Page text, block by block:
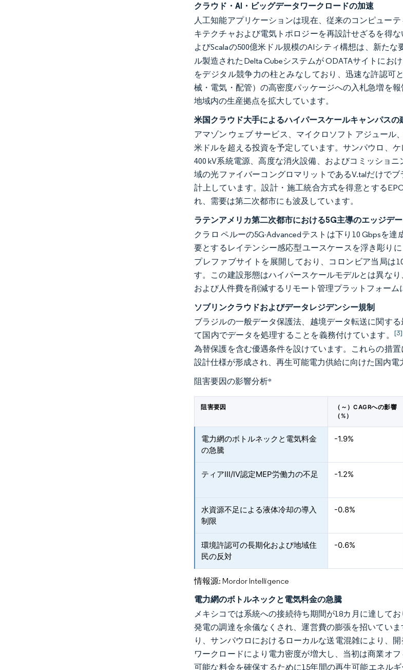
クラウド・AI・ビッグデータワークロードの加速
人工知能アプリケーションは現在、従来のコンピュー
キテクチャおよび電気トポロジーを再設計せざるを得
よびScalaの500億米ドル規模のAIシティ構想は、新たな
ル製造されたDelta Cubeシステムが ODATAサイトにお
をデジタル競争力の柱とみなしており、迅速な許認可
械・電気・配管）の高密度パッケージへの入札急増を
地域内の生産拠点を拡大しています。
米国クラウド大手によるハイパースケールキャンパスの
アマゾン ウェブ サービス、マイクロソフト アジュール
米ドルを超える投資を予定しています。サンパウロ、
400 kV系統電源、高度な消火設備、およびコミッショ
域の光ファイバーコングロマリットであるV.talだけで
計上しています。設計・施工統合方式を得意とする
れ、需要は第二次都市にも波及しています。
ラテンアメリカ第二次都市における5G主導のエッジデ
クラロ ペルーの5G-Advancedテストは下り10 Gbpsを
要とするレイテンシー感応型ユースケースを浮き彫り
プレファブサイトを展開しており、コロンビア当局は
す。この建設形態はハイパースケールモデルとは異な
および人件費を削減するリモート管理プラットフォーム
ソブリンクラウドおよびデータレジデンシー規制
ブラジルの一般データ保護法、越境データ転送に関す
て国内でデータを処理することを義務付けています。 [3]
為替保護を含む優遇条件を設けています。これらの措
設計仕様が形成され、再生可能電力供給に向けた国内
阻害要因の影響分析*
阻害要因
（～）CAGRへの影響
（%）
電力網のボトルネックと電気料金
の急騰
-1.9%
ティアIII/IV認定MEP労働力の不足 -1.2%
水資源不足による液体冷却の導入
制限
-0.8%
環境許認可の長期化および地域住
民の反対
-0.6%
情報源: Mordor Intelligence
電力網のボトルネックと電気料金の急騰
メキシコでは系統への接続待ち期間が18カ月に達して
発電の調達を余儀なくされ、運営費の膨張を招いてい
り、サンパウロにおけるローカルな送電混雑により、
ワークロードにより電力密度が増大し、当初は商業オ
可能な料金を確保するために15年間の再生可能エネル